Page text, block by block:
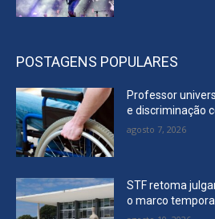
POSTAGENS POPULARES
Professor
e discriminação
agosto 7, 2026
STF retoma
o marco temporal